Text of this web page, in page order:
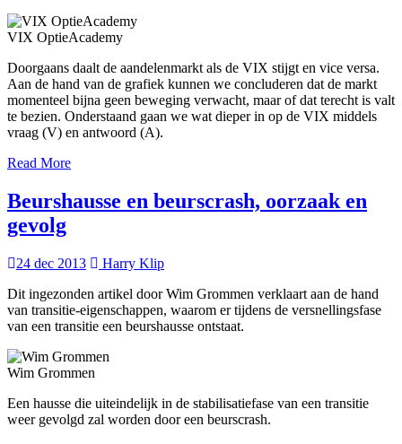
VIX OptieAcademy
Doorgaans daalt de aandelenmarkt als de VIX stijgt en vice versa.
Aan de hand van de grafiek kunnen we concluderen dat de markt
momenteel bijna geen beweging verwacht, maar of dat terecht is valt
te bezien. Onderstaand gaan we wat dieper in op de VIX middels
vraag (V) en antwoord (A).
Read More
Beurshausse en beurscrash, oorzaak en
gevolg
24 dec 2013
Harry Klip
Dit ingezonden artikel door Wim Grommen verklaart aan de hand
van transitie-eigenschappen, waarom er tijdens de versnellingsfase
van een transitie een beurshausse ontstaat.
Wim Grommen
Een hausse die uiteindelijk in de stabilisatiefase van een transitie
weer gevolgd zal worden door een beurscrash.